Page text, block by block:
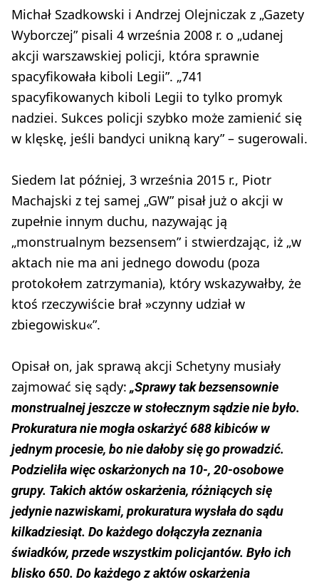
Michał Szadkowski i Andrzej Olejniczak z „Gazety
Wyborczej” pisali 4 września 2008 r. o „udanej
akcji warszawskiej policji, która sprawnie
spacyfikowała kiboli Legii”. „741
spacyfikowanych kiboli Legii to tylko promyk
nadziei. Sukces policji szybko może zamienić się
w klęskę, jeśli bandyci unikną kary” – sugerowali.
Siedem lat później, 3 września 2015 r., Piotr
Machajski z tej samej „GW” pisał już o akcji w
zupełnie innym duchu, nazywając ją
„monstrualnym bezsensem” i stwierdzając, iż „w
aktach nie ma ani jednego dowodu (poza
protokołem zatrzymania), który wskazywałby, że
ktoś rzeczywiście brał »czynny udział w
zbiegowisku«”.
Opisał on, jak sprawą akcji Schetyny musiały
zajmować się sądy: „Sprawy tak bezsensownie
monstrualnej jeszcze w stołecznym sądzie nie było.
Prokuratura nie mogła oskarżyć 688 kibiców w
jednym procesie, bo nie dałoby się go prowadzić.
Podzieliła więc oskarżonych na 10-, 20-osobowe
grupy. Takich aktów oskarżenia, różniących się
jedynie nazwiskami, prokuratura wysłała do sądu
kilkadziesiąt. Do każdego dołączyła zeznania
świadków, przede wszystkim policjantów. Było ich
blisko 650. Do każdego z aktów oskarżenia